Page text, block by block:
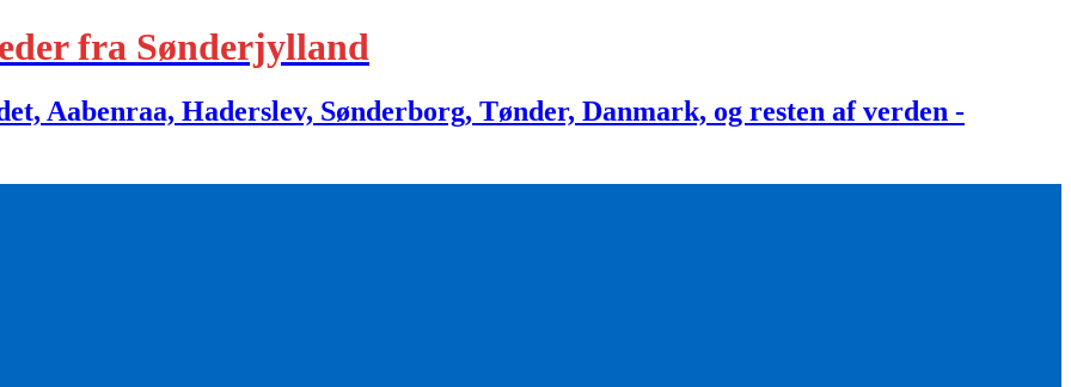
fra Sønderjylland
Aabenraa, Haderslev, Sønderborg, Tønder, Danmark, og resten af verden -